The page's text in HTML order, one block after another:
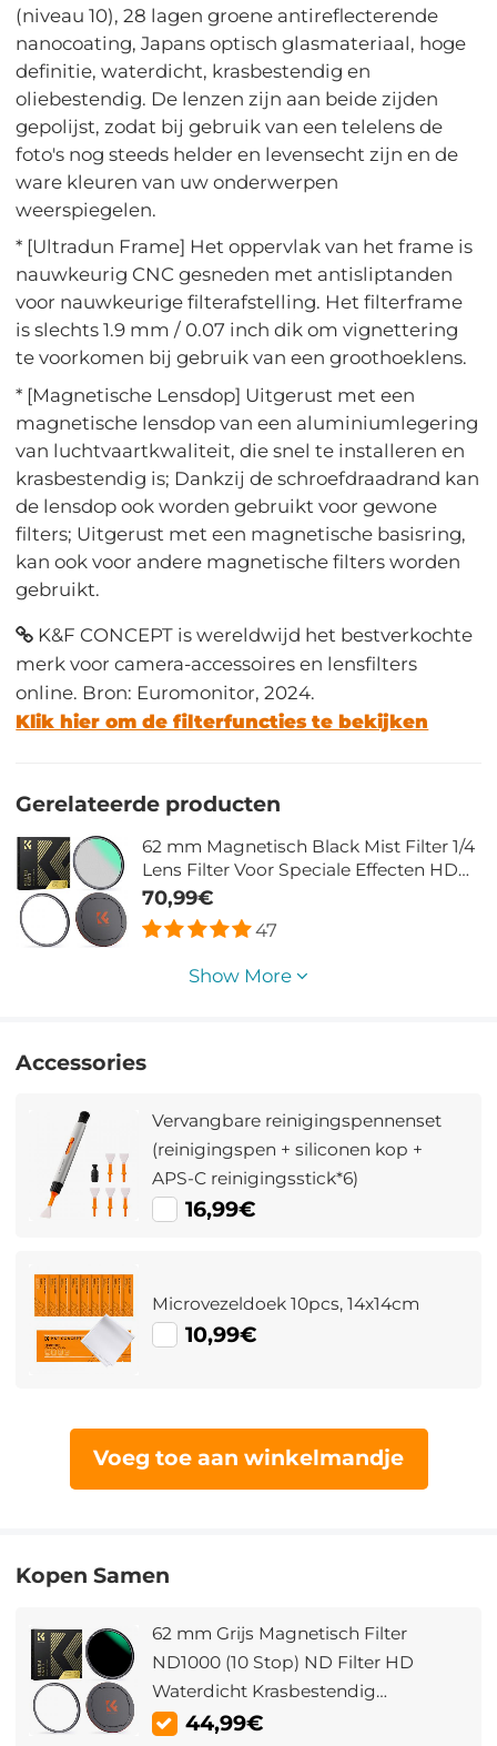
(niveau 10), 28 lagen groene antireflecterende
nanocoating, Japans optisch glasmateriaal, hoge
definitie, waterdicht, krasbestendig en
oliebestendig. De lenzen zijn aan beide zijden
gepolijst, zodat bij gebruik van een telelens de
foto's nog steeds helder en levensecht zijn en de
ware kleuren van uw onderwerpen
weerspiegelen.
* [Ultradun Frame] Het oppervlak van het frame is
nauwkeurig CNC gesneden met antisliptanden
voor nauwkeurige filterafstelling. Het filterframe
is slechts 1.9 mm / 0.07 inch dik om vignettering
te voorkomen bij gebruik van een groothoeklens.
* [Magnetische Lensdop] Uitgerust met een
magnetische lensdop van een aluminiumlegering
van luchtvaartkwaliteit, die snel te installeren en
krasbestendig is; Dankzij de schroefdraadrand kan
de lensdop ook worden gebruikt voor gewone
filters; Uitgerust met een magnetische basisring,
kan ook voor andere magnetische filters worden
gebruikt.
K&F CONCEPT is wereldwijd het bestverkochte
merk voor camera-accessoires en lensfilters
online. Bron: Euromonitor, 2024.
Klik hier om de filterfuncties te bekijken
Gerelateerde producten
62 mm Magnetisch Black Mist Filter 1/4
Lens Filter Voor Speciale Effecten HD
Meerlaags Gecoat Waterdicht /
Krasbestendig / Antireflectie Nano Xcel
Serie
70,99€
47
Show More
Accessories
Vervangbare reinigingspennenset
(reinigingspen + siliconen kop +
APS-C reinigingsstick*6)
16,99€
Microvezeldoek 10pcs, 14x14cm
10,99€
Voeg toe aan winkelmandje
Kopen Samen
62 mm Grijs Magnetisch Filter
ND1000 (10 Stop) ND Filter HD
Waterdicht Krasbestendig
Antireflecterende Magneet Lens
44,99€